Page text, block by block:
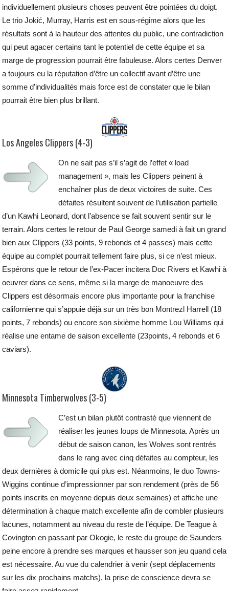
individuellement plusieurs choses peuvent être pointées du doigt.
Le trio Jokić, Murray, Harris est en sous-régime alors que les
résultats sont à la hauteur des attentes du public, une contradiction
qui peut agacer certains tant le potentiel de cette équipe et sa
marge de progression pourrait être fabuleuse. Alors certes Denver
a toujours eu la réputation d’être un collectif avant d’être une
somme d’individualités mais force est de constater que le bilan
pourrait être bien plus brillant.
Los Angeles Clippers (4-3)
On ne sait pas s’il s’agit de l’effet « load
management », mais les Clippers peinent à
enchaîner plus de deux victoires de suite. Ces
défaites résultent souvent de l’utilisation partielle
d’un Kawhi Leonard, dont l’absence se fait souvent sentir sur le
terrain. Alors certes le retour de Paul George samedi à fait un grand
bien aux Clippers (33 points, 9 rebonds et 4 passes) mais cette
équipe au complet pourrait tellement faire plus, si ce n’est mieux.
Espérons que le retour de l’ex-Pacer incitera Doc Rivers et Kawhi à
oeuvrer dans ce sens, même si la marge de manoeuvre des
Clippers est désormais encore plus importante pour la franchise
californienne qui s’appuie déjà sur un très bon Montrezl Harrell (18
points, 7 rebonds) ou encore son sixième homme Lou Williams qui
réalise une entame de saison excellente (23points, 4 rebonds et 6
caviars).
Minnesota Timberwolves (3-5)
C’est un bilan plutôt contrasté que viennent de
réaliser les jeunes loups de Minnesota. Après un
début de saison canon, les Wolves sont rentrés
dans le rang avec cinq défaites au compteur, les
deux dernières à domicile qui plus est. Néanmoins, le duo Towns-
Wiggins continue d’impressionner par son rendement (près de 56
points inscrits en moyenne depuis deux semaines) et affiche une
détermination à chaque match excellente afin de combler plusieurs
lacunes, notamment au niveau du reste de l’équipe. De Teague à
Covington en passant par Okogie, le reste du groupe de Saunders
peine encore à prendre ses marques et hausser son jeu quand cela
est nécessaire. Au vue du calendrier à venir (sept déplacements
sur les dix prochains matchs), la prise de conscience devra se